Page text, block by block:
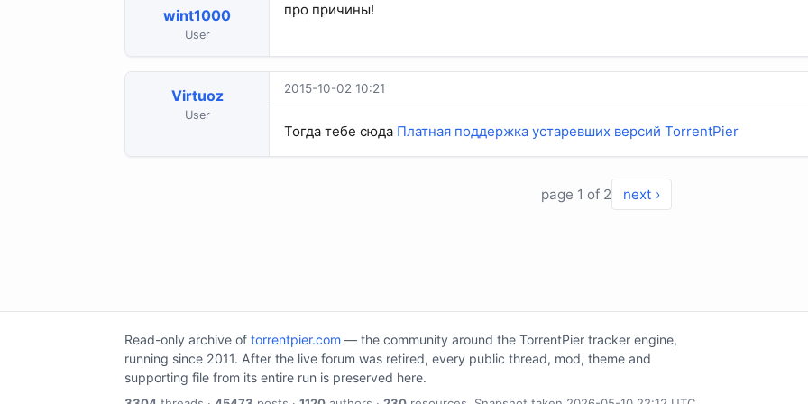
wint1000
User
про причины!
Virtuoz
User
2015-10-02 10:21
Тогда тебе сюда Платная поддержка устаревших версий TorrentPier
page 1 of 2 next ›
Read-only archive of torrentpier.com — the community around the TorrentPier tracker engine,
running since 2011. After the live forum was retired, every public thread, mod, theme and
supporting file from its entire run is preserved here.